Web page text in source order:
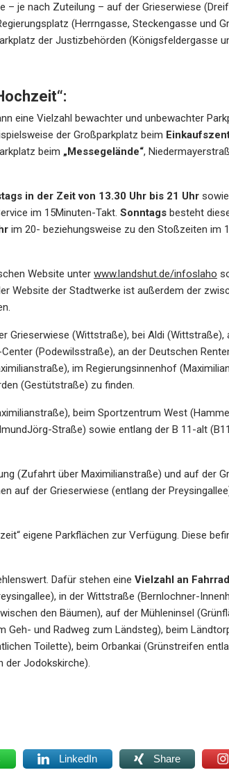
– je nach Zuteilung – auf der Grieserwiese
(Herrngasse, Steckengasse und
der Justizbehörden (Königsfeldergasse
eine Vielzahl bewachter und unbewachter
der Großparkplatz beim
beim „Messegelände“,
in der Zeit von 13.30 Uhr bis 21 Uhr
im 15Minuten-Takt. Sonntags besteht
im 20- beziehungsweise zu den Stoßzeiten im
Website unter www.landshut.de/infoslaho
Website der Stadtwerke ist außerdem der
Grieserwiese (Wittstraße), bei Aldi (Wittstraße),
(Podewilsstraße), an der Deutschen
im Regierungsinnenhof
(Gestütstraße) zu finden.
beim Sportzentrum West
Straße) sowie entlang der B 11-alt
(Zufahrt über Maximilianstraße) und auf der
auf der Grieserwiese (entlang der
eigene Parkflächen zur Verfügung. Diese
Dafür stehen eine Vielzahl an
in der Wittstraße (Bernlochner-
den Bäumen), auf der Mühleninsel
Geh- und Radweg zum Ländsteg), beim
Toilette), beim Orbankai (Grünstreifen
der Jodokskirche).
LinkedIn Share